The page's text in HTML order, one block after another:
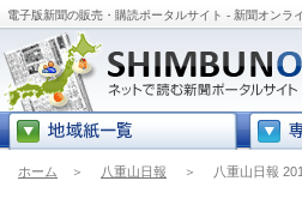
電子版新聞の販売・購読ポータルサイト - 新聞オンラ
ホーム ＞ 八重山日報 ＞ 八重山日報